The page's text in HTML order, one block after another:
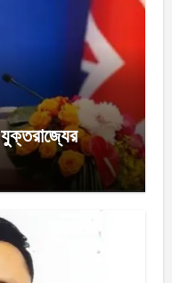
যুক্তরাজ্যের